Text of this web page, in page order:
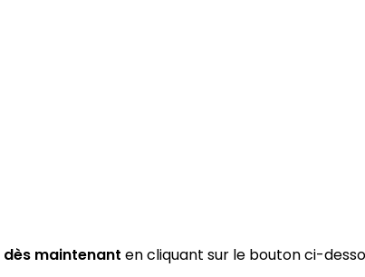
dès maintenant en cliquant sur le bouton ci-